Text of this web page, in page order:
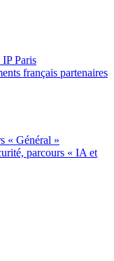
Paris
français partenaires
« Général »
parcours « IA et